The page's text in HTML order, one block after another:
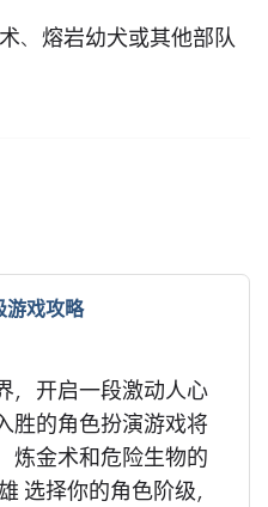
、熔岩幼犬或其他部队
游戏攻略
，开启一段激动人心
胜的角色扮演游戏将
炼金术和危险生物的
选择你的角色阶级，